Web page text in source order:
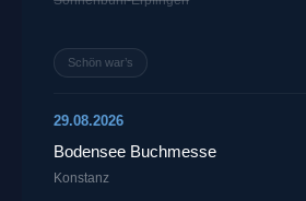
Schön war’s
29.08.2026
Bodensee Buchmesse
Konstanz